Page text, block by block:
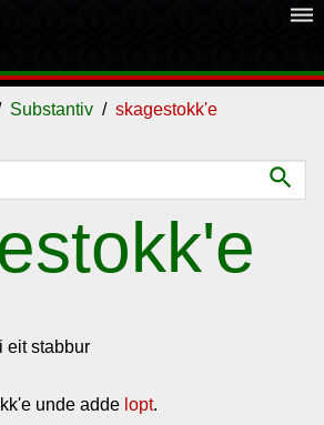
dehaze
Substantiv skagestokk'e
search
i eit stabbur
unde adde lopt.